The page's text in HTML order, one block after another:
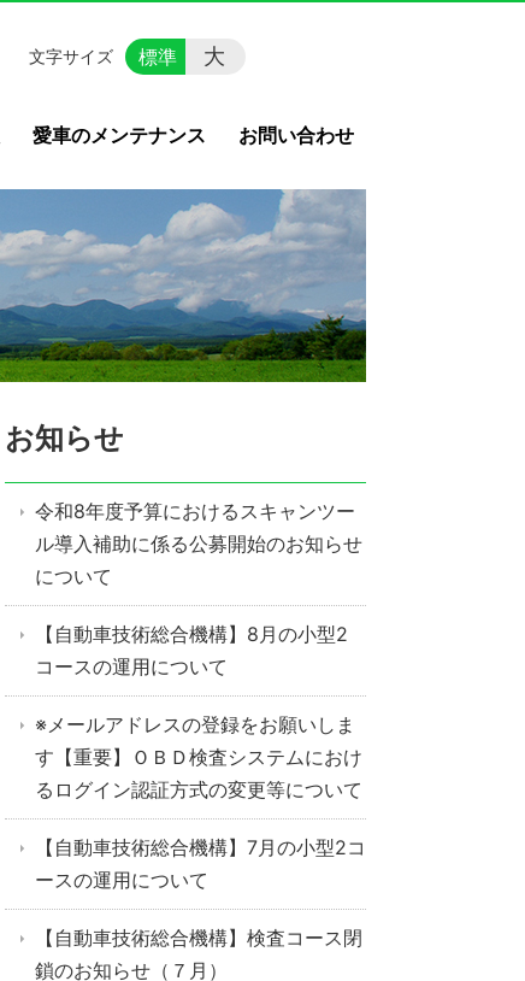
愛車のメンテナンス お問い合わせ
文字サイズ 標準 大
お知らせ
令和8年度予算におけるスキャンツー
ル導入補助に係る公募開始のお知らせ
について
【自動車技術総合機構】8月の小型2
コースの運用について
※メールアドレスの登録をお願いしま
す【重要】ＯＢＤ検査システムにおけ
るログイン認証方式の変更等について
【自動車技術総合機構】7月の小型2コ
ースの運用について
【自動車技術総合機構】検査コース閉
鎖のお知らせ（７月）